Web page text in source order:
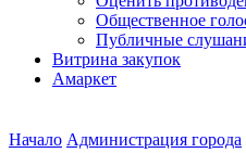
Общественное
Публичные
Витрина закупок
Амаркет
Начало Администрация города